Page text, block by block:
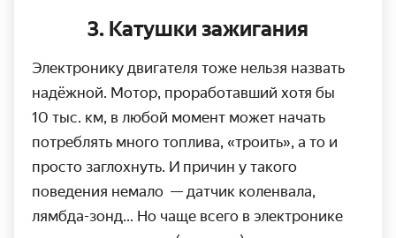
3. Катушки зажигания
Электронику двигателя тоже нельзя назвать
надёжной. Мотор, проработавший хотя бы
10 тыс. км, в любой момент может начать
потреб­лять много топлива, «троить», а то и
просто заглохнуть. И причин у такого
поведения немало — датчик колен­вала,
лямбда-зонд... Но чаще всего в электро­нике